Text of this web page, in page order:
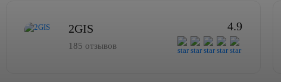
2GIS
185 отзывов
4.9